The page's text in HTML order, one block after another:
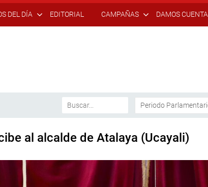
DEL DÍA EDITORIAL CAMPAÑAS DAMOS CUENTA
al alcalde de Atalaya (Ucayali)